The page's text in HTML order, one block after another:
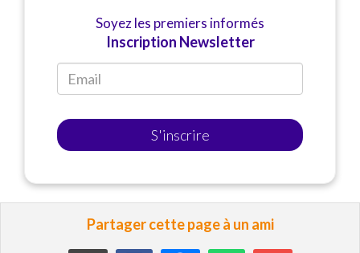
Soyez les premiers informés
Inscription Newsletter
S'inscrire
Partager cette page à un ami